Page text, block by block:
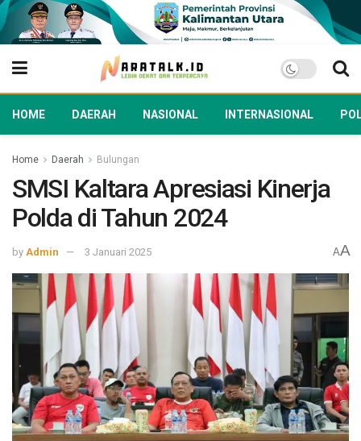
HOME DAERAH NASIONAL INTERNASIONAL
Home Daerah Bulungan
SMSI Kaltara Apresiasi Kinerja
Polda di Tahun 2024
by Admin 3 Januari 2025 AA